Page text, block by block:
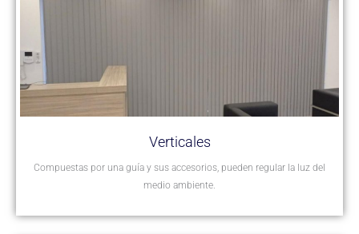
Verticales
Compuestas por una guía y sus accesorios, pueden regular la luz del
medio ambiente.